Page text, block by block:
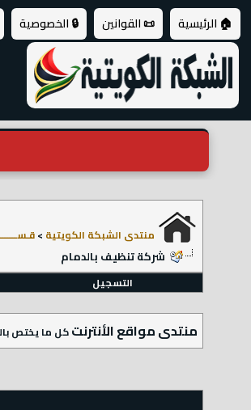
🏠 الرئيسية 📜 القوانين 🔒 الخصوصية
منتدى الشبكة الكويتية >
شركة تنظيف بالدمام
التسجيل
منتدى مواقع الأنترنتكل ما يختص